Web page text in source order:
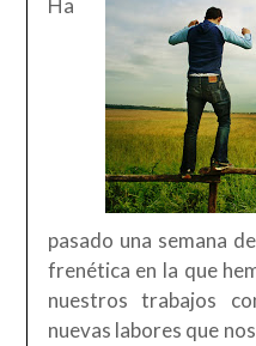
Ha
pasado una semana
frenética en la que
nuestros trabajos
nuevas labores que